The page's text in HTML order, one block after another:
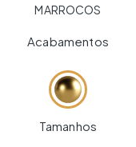
MARROCOS
Acabamentos
Tamanhos